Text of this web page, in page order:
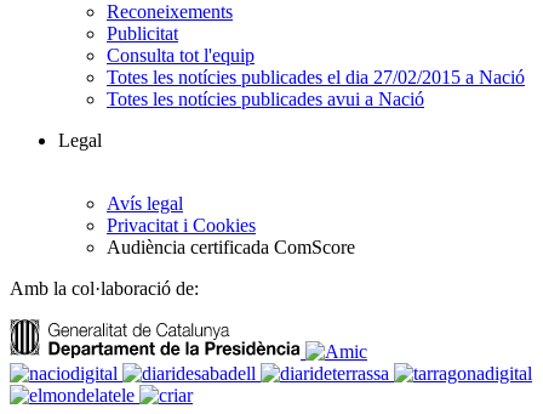
Reconeixements
Publicitat
Consulta tot l'equip
Totes les notícies publicades el dia 27/02/2015 a Nació
Totes les notícies publicades avui a Nació
Legal
Avís legal
Privacitat i Cookies
Audiència certificada ComScore
Amb la col·laboració de: